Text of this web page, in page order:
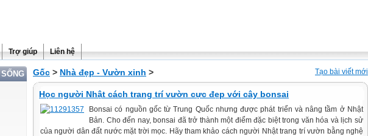
Trợ giúp Liên hệ
Gốc > Nhà đẹp - Vườn xinh > Tạo bài viết mới
Học người Nhật cách trang trí vườn cực đẹp với cây bonsai
Bonsai có nguồn gốc từ Trung Quốc nhưng được phát triển và nâng tầm ở Nhật
Bản. Cho đến nay, bonsai đã trở thành một điểm đặc biệt trong văn hóa và lịch sử
của người dân đất nước mặt trời mọc. Hãy tham khảo cách người Nhật trang trí vườn bằng nghệ